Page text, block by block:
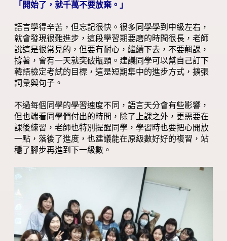
「開始了，就千萬不要放棄。」
語言學得辛苦，但忘記很快。很多同學學到中級左右，
就會發現很難進步，這段學習期要磨的時間很長，老師
說這是很常見的，但要有耐心，繼續下去，不要翹課，
撐著，會有一天就突破瓶頸。建議同學可以幫自己訂下
韓語檢定考試的目標，這是短期集中的進步方式，擴張
詞彙與句子。
不過每個同學的學習速度不同，語言天分會有些影響，
但也端看同學們付出的時間，除了上課之外，更需要在
課後練習，老師也特別提醒同學，學習時也要把心開放
一點，落後了進度，也建議能在原級數好好的複習，站
穩了腳步再進到下一級數。